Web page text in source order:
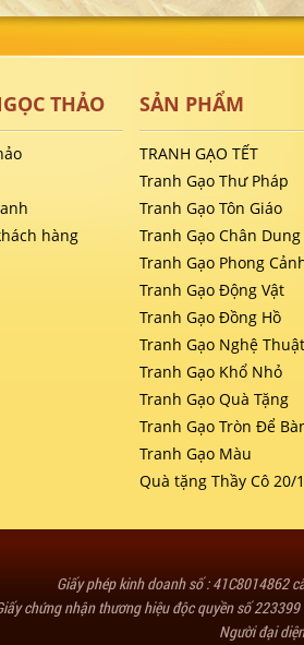
THẢO
hàng
SẢN PHẨM
TRANH GẠO TẾT
Tranh Gạo Thư Pháp
Tranh Gạo Tôn Giáo
Tranh Gạo Chân Dung
Tranh Gạo Phong
Tranh Gạo Động Vật
Tranh Gạo Đồng Hồ
Tranh Gạo Nghệ
Tranh Gạo Khổ Nhỏ
Tranh Gạo Quà Tặng
Tranh Gạo Tròn Để
Tranh Gạo Màu
Quà tặng Thầy Cô 20/
Giấy phép kinh doanh số : 41C8014862
chứng nhận thương hiệu độc quyền số
Người đại